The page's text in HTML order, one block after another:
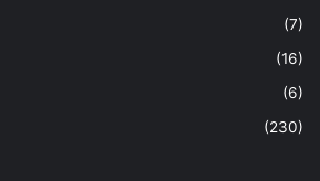
(7)
(16)
(6)
(230)